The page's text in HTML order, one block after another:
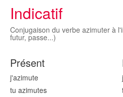
Indicatif
Conjugaison du verbe azimuter à
futur, passe...)
Présent
j'azimute
tu azimutes